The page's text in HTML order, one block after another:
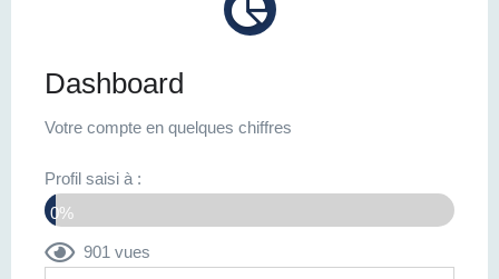
Dashboard
Votre compte en quelques chiffres
Profil saisi à :
0%
901 vues